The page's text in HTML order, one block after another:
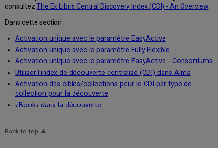
consultezThe Ex Libris Central Discovery Index (CDI) - An Overview
Dans cette section :
Activation unique avec le paramètre EasyActive
Activation unique avec le paramètre Fully Flexible
Activation unique avec le paramètre EasyActive - Consortiums
Utiliser l'index de découverte centralisé (CDI) dans Alma
Activation des cibles/collections pour le CDI par type de
collection pour la découverte
eBooks dans la découverte
Back to top